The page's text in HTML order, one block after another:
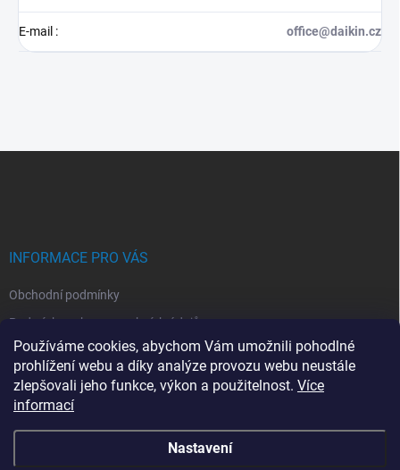
Používáme cookies, abychom Vám umožnili pohodlné
prohlížení webu a díky analýze provozu webu neustále
zlepšovali jeho funkce, výkon a použitelnost. Více
informací
Nastavení
E-mail : office@daikin.cz
INFORMACE PRO VÁS
Obchodní podmínky
Podmínky ochrany osobních údajů
Montáž klimatizací
Servis kllimatizací
Moje objednávka